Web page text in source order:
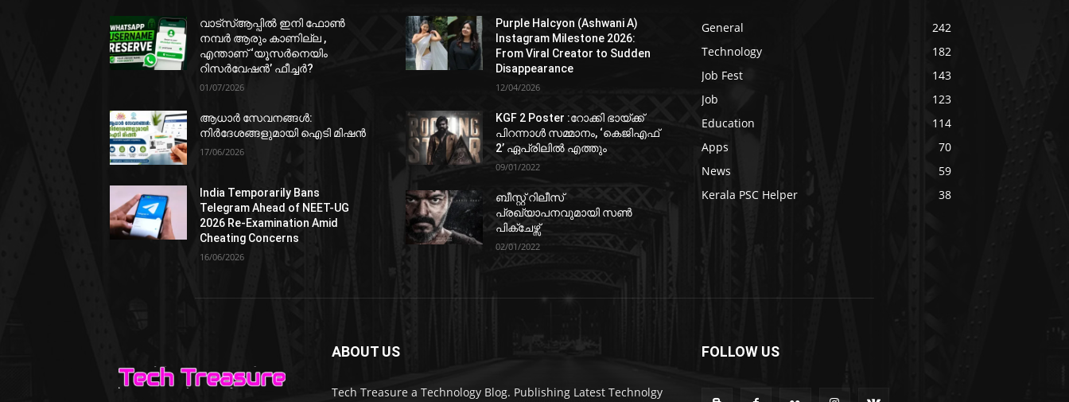
വാട്‌സ്ആപ്പിൽ ഇനി ഫോൺ
നമ്പർ ആരും കാണില്ല ,
എന്താണ് ‘യൂസർനെയിം
റിസർവേഷൻ’ ഫീച്ചർ?
01/07/2026
ആധാർ സേവനങ്ങൾ:
നിർദേശങ്ങളുമായി ഐടി മിഷൻ
17/06/2026
India Temporarily Bans
Telegram Ahead of NEET-UG
2026 Re-Examination Amid
Cheating Concerns
16/06/2026
Purple Halcyon (Ashwani A)
Instagram Milestone 2026:
From Viral Creator to Sudden
Disappearance
12/04/2026
KGF 2 Poster :റോക്കി ഭായ്ക്ക്
പിറന്നാൾ സമ്മാനം, ‘കെജിഎഫ്
2’ ഏപ്രിലിൽ എത്തും
09/01/2022
ബീസ്റ്റ് റിലീസ്
പ്രഖ്യാപനവുമായി സണ്‍
പിക്ചേഴ്സ്
02/01/2022
General
242
Technology
182
Job Fest
143
Job
123
Education
114
Apps
70
News
59
Kerala PSC Helper
38
ABOUT US
Tech Treasure a Technology Blog. Publishing Latest Technolgy
FOLLOW US